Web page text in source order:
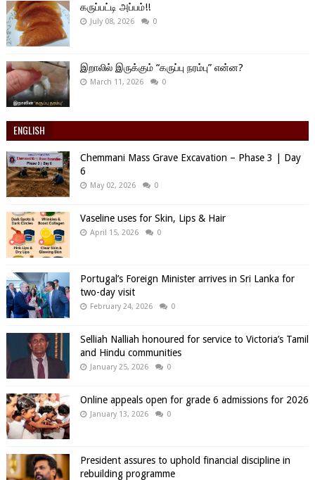
கருப்பட்டி அப்பம்!!
July 08, 2026 0
இறாலில் இருக்கும் “கருப்பு நரம்பு” என்ன?
March 11, 2026 0
ENGLISH
Chemmani Mass Grave Excavation – Phase 3 | Day
6
May 02, 2026 0
Vaseline uses for Skin, Lips & Hair
April 15, 2026 0
Portugal’s Foreign Minister arrives in Sri Lanka for
two-day visit
February 24, 2026 0
Selliah Nalliah honoured for service to Victoria’s Tamil
and Hindu communities
January 25, 2026 0
Online appeals open for grade 6 admissions for 2026
January 13, 2026 0
President assures to uphold financial discipline in
rebuilding programme